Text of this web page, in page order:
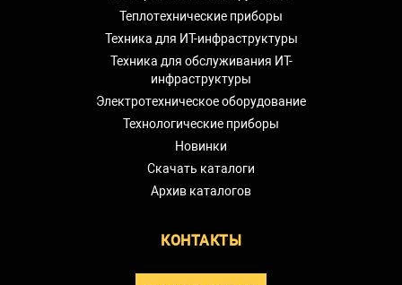
Теплотехнические приборы
Техника для ИТ-инфраструктуры
Техника для обслуживания ИТ-
инфраструктуры
Электротехническое оборудование
Технологические приборы
Новинки
Скачать каталоги
Архив каталогов
КОНТАКТЫ